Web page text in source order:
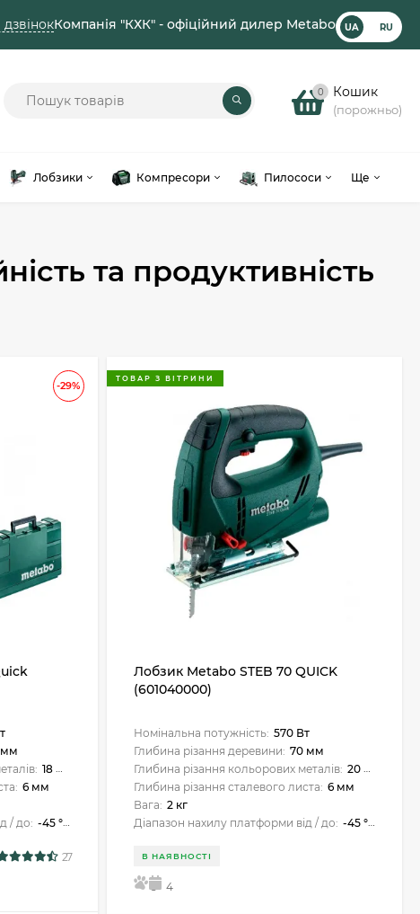
Компанія "КХК" - офіційний дилер Metabo UA RU
0 Кошик
(порожньо)
Лобзики Компресори Пилососи Ще
та продуктивність
-29%
мм
18 мм
6 мм
/ до: -45 ° / +45 °
27
ТОВАР З ВІТРИНИ
Лобзик Metabo STEB 70 QUICK
(601040000)
Номінальна потужність: 570 Вт
Глибина різання деревини: 70 мм
Глибина різання кольорових металів: 20 мм
Глибина різання сталевого листа: 6 мм
Вага: 2 кг
Діапазон нахилу платформи від / до: -45 ° / +45 °
В НАЯВНОСТІ
5 4